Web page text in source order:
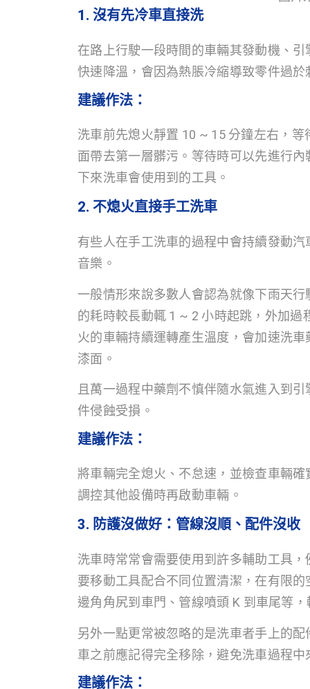
1. 沒有先冷車直接洗
在路上行駛一段時間的車輛其發動機、
快速降溫，會因為熱脹冷縮導致零件過
建議作法：
洗車前先熄火靜置 10 ~ 15 分鐘左右，
面帶去第一層髒污。等待時可以先進行
下來洗車會使用到的工具。
2. 不熄火直接手工洗車
有些人在手工洗車的過程中會持續發動
音樂。
一般情形來說多數人會認為就像下雨天
的耗時較長動輒 1 ~ 2 小時起跳，外加
火的車輛持續運轉產生溫度，會加速洗
漆面。
且萬一過程中藥劑不慎伴隨水氣進入到
件侵蝕受損。
建議作法：
將車輛完全熄火、不怠速，並檢查車輛
調控其他設備時再啟動車輛。
3. 防護沒做好：管線沒順、配件沒收
洗車時常常會需要使用到許多輔助工具
要移動工具配合不同位置清潔，在有限
邊角角尻到車門、管線噴頭 K 到車尾等
另外一點更常被忽略的是洗車者手上的
車之前應記得完全移除，避免洗車過程
建議作法：